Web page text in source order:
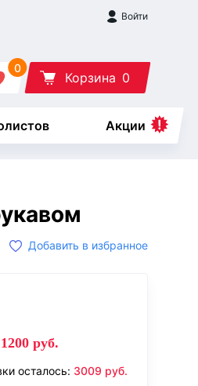
Войти
0
Корзина 0
Акции
Добавить в избранное
1200 руб.
осталось: 3009 руб.